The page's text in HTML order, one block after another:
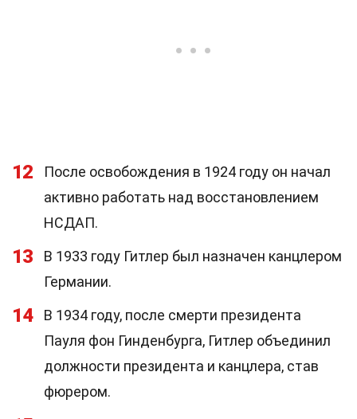
12
После освобождения в 1924 году он начал
активно работать над восстановлением
НСДАП.
13
В 1933 году Гитлер был назначен канцлером
Германии.
14
В 1934 году, после смерти президента
Пауля фон Гинденбурга, Гитлер объединил
должности президента и канцлера, став
фюрером.